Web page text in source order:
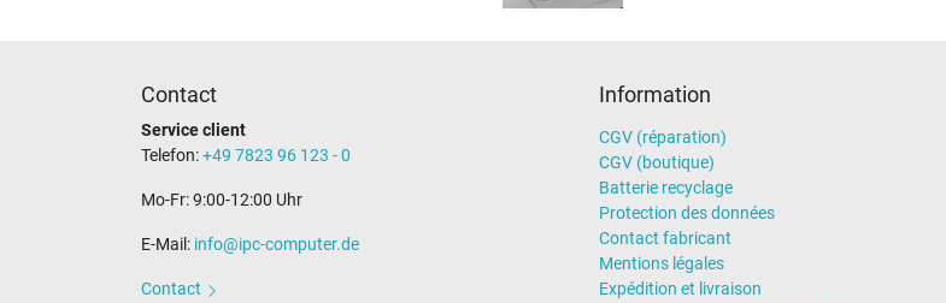
Contact
Service client
Telefon:+49 7823 96 123 - 0
Mo-Fr: 9:00-12:00 Uhr
E-Mail: info@ipc-computer.de
Contact
Information
CGV (réparation)
CGV (boutique)
Batterie recyclage
Protection des données
Contact fabricant
Mentions légales
Expédition et livraison